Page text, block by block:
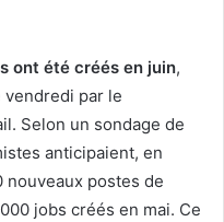
ont été créés en juin,
vendredi par le
Selon un sondage de
anticipaient, en
nouveaux postes de
jobs créés en mai. Ce